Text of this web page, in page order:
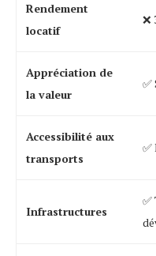
Rendement
locatif
❌
Appréciation de
la valeur
✅
Accessibilité aux
transports
Infrastructures
✅